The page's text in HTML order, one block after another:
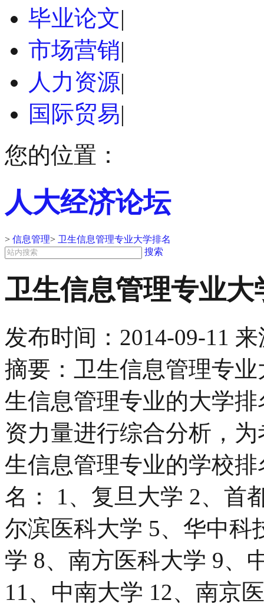
毕业论文|
市场营销|
人力资源|
国际贸易|
您的位置：
人大经济论坛
> 信息管理> 卫生信息管理专业大学排名
搜索
卫生信息管理专业大
发布时间： 2014-09-11 来
摘要：卫生信息管理专
生信息管理专业的大学
资力量进行综合分析，
生信息管理专业的学校
名： 1、复旦大学 2、首
尔滨医科大学 5、华中科
学 8、南方医科大学 9、
11、中南大学 12、南京